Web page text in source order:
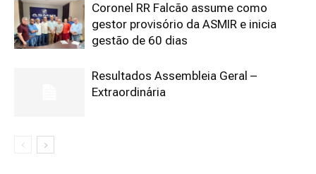
Coronel RR Falcão assume como
gestor provisório da ASMIR e inicia
gestão de 60 dias
Resultados Assembleia Geral –
Extraordinária